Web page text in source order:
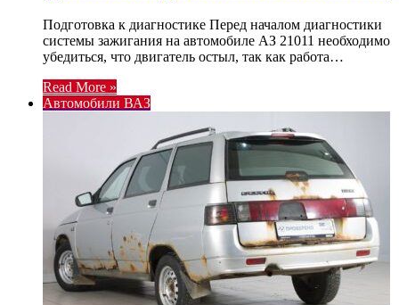
Подготовка к диагностике Перед началом диагностики
системы зажигания на автомобиле АЗ 21011 необходимо
убедиться, что двигатель остыл, так как работа…
Read More »
Автомобили ВАЗ